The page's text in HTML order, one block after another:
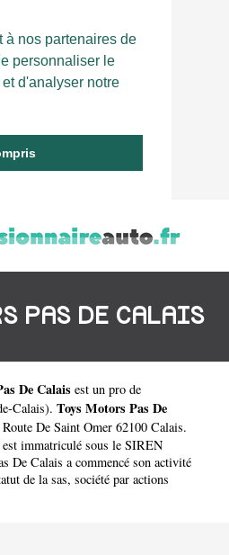
à nos partenaires de
personnaliser le
d'analyser notre
PAS DE CALAIS
De Calais est un pro de
Calais). Toys Motors Pas De
De Saint Omer 62100 Calais.
immatriculé sous le SIREN
De Calais a commencé son activité
de la sas, société par actions